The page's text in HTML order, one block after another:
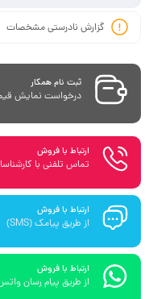
گزارش نادرستی مشخصات
ثبت نام همکار
درخواست نمایش
ارتباط با فروش
تماس تلفنی با
ارتباط با فروش
از طریق پیامک (SMS)
ارتباط با فروش
از طریق پیام رسان